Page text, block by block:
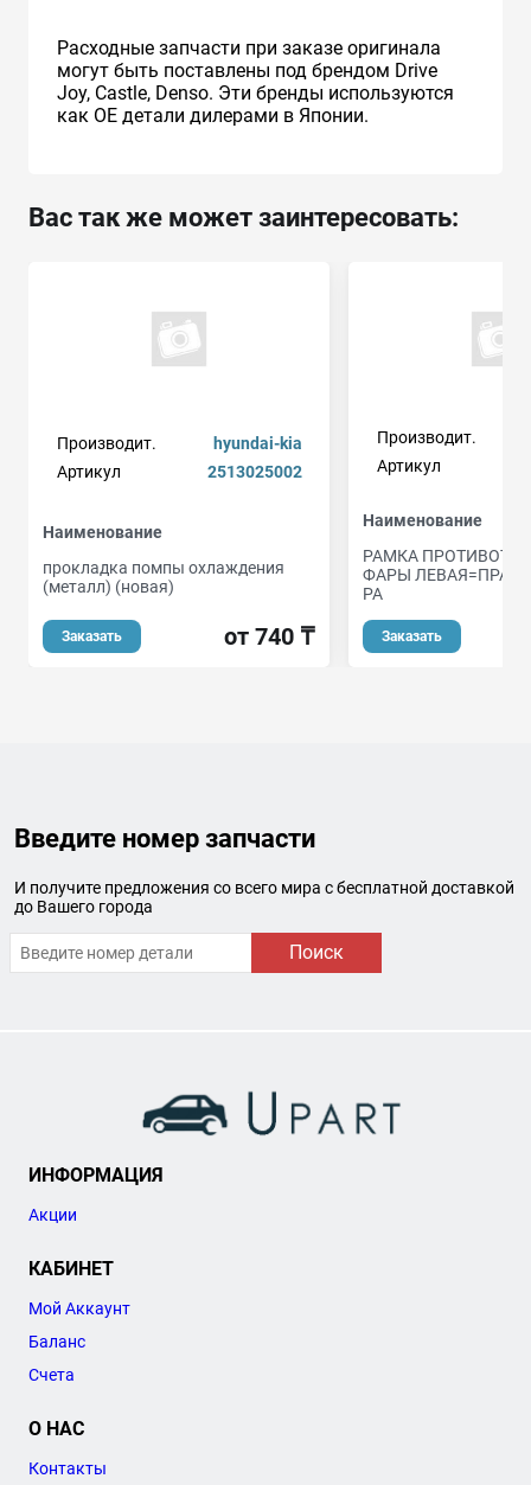
Расходные запчасти при заказе оригинала
могут быть поставлены под брендом Drive
Joy, Castle, Denso. Эти бренды используются
как ОЕ детали дилерами в Японии.
Вас так же может заинтересовать:
Производит.
hyundai-kia
Артикул
2513025002
Наименование
прокладка помпы охлаждения
(металл) (новая)
Заказать от 740 ₸
Производит.
Артикул
Наименование
РАМКА
ФАРЫ
PA
Заказать
Введите номер запчасти
И получите предложения со всего мира с бесплатной доставкой
до Вашего города
Поиск
ИНФОРМАЦИЯ
Акции
КАБИНЕТ
Мой Аккаунт
Баланс
Счета
О НАС
Контакты